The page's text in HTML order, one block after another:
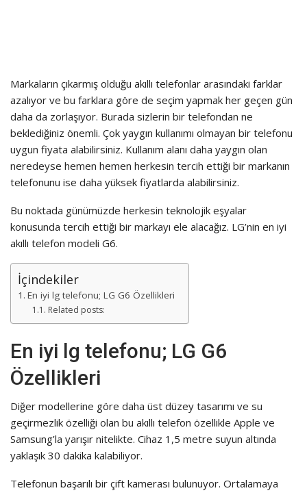
Markaların çıkarmış olduğu akıllı telefonlar arasındaki farklar
azalıyor ve bu farklara göre de seçim yapmak her geçen gün
daha da zorlaşıyor. Burada sizlerin bir telefondan ne
beklediğiniz önemli. Çok yaygın kullanımı olmayan bir telefonu
uygun fiyata alabilirsiniz. Kullanım alanı daha yaygın olan
neredeyse hemen hemen herkesin tercih ettiği bir markanın
telefonunu ise daha yüksek fiyatlarda alabilirsiniz.
Bu noktada günümüzde herkesin teknolojik eşyalar
konusunda tercih ettiği bir markayı ele alacağız. LG’nin en iyi
akıllı telefon modeli G6.
İçindekiler
En iyi lg telefonu; LG G6 Özellikleri
Related posts:
En iyi lg telefonu; LG G6
Özellikleri
Diğer modellerine göre daha üst düzey tasarımı ve su
geçirmezlik özelliği olan bu akıllı telefon özellikle Apple ve
Samsung’la yarışır nitelikte. Cihaz 1,5 metre suyun altında
yaklaşık 30 dakika kalabiliyor.
Telefonun başarılı bir çift kamerası bulunuyor. Ortalamaya